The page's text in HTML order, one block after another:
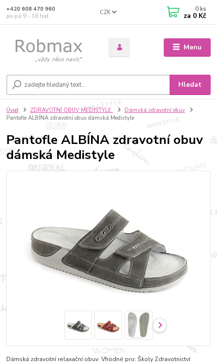
Menu
CZK
Hledat
+420 608 470 960
po-pá 9 - 16 hod.
0 ks
za 0 Kč
Úvod ZDRAVOTNÍ OBUV MEDISTYLE
Dámská zdravotní obuv
Pantofle ALBÍNA zdravotní obuv dámská Medistyle
Pantofle ALBÍNA zdravotní obuv
dámská Medistyle
Dámská zdravotní relaxační obuv Vhodné pro: Školy Zdravotnictví